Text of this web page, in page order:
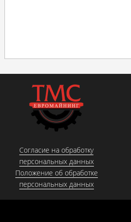
Согласие на обработку
персональных данных
Положение об обработке
персональных данных